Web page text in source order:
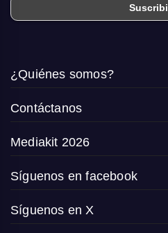
¿Quiénes somos?
Contáctanos
Mediakit 2026
Síguenos en facebook
Síguenos en X